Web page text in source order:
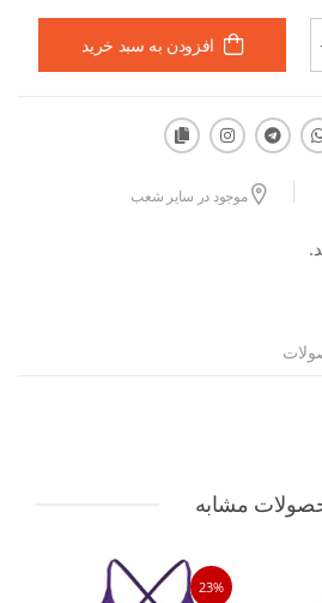
افزودن به سبد خرید
موجود در سایر شعب
مشابه
23%